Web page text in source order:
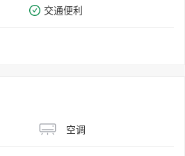
交通便利
空调